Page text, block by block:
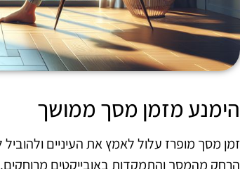
הימנע מזמן מסך ממושך
הרחק מהמסך והתמקדות באובייקטים מרוחקים.